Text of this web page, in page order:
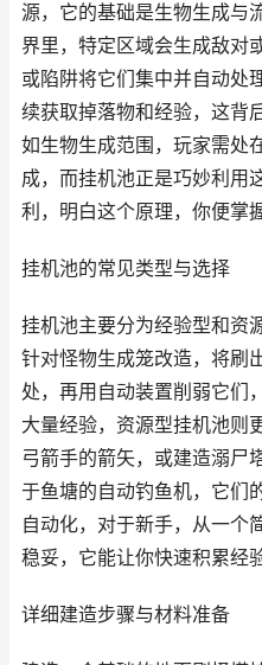
源，它的基础是生物生成
界里，特定区域会生成敌对
或陷阱将它们集中并自动处
续获取掉落物和经验，这背
如生物生成范围，玩家需处
成，而挂机池正是巧妙利用
利，明白这个原理，你便掌
挂机池的常见类型与选择
挂机池主要分为经验型和资
针对怪物生成笼改造，将刷
处，再用自动装置削弱它们
大量经验，资源型挂机池则
弓箭手的箭矢，或建造溺尸
于鱼塘的自动钓鱼机，它们
自动化，对于新手，从一个
稳妥，它能让你快速积累经
详细建造步骤与材料准备